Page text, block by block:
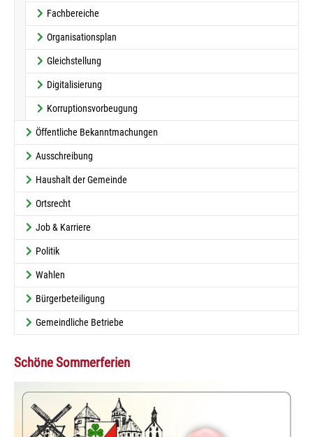
Fachbereiche
Organisationsplan
Gleichstellung
Digitalisierung
Korruptionsvorbeugung
Öffentliche Bekanntmachungen
Ausschreibung
Haushalt der Gemeinde
Ortsrecht
Job & Karriere
Politik
Wahlen
Bürgerbeteiligung
Gemeindliche Betriebe
Schöne Sommerferien